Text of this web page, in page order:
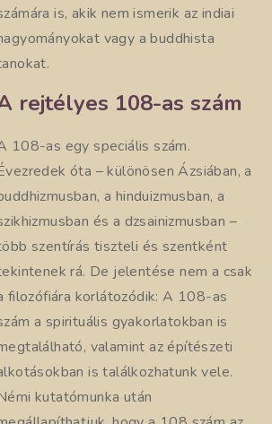
is, akik nem ismerik az indiai
vagy a buddhista
rejtélyes 108-as szám
108-as egy speciális szám.
óta – különösen Ázsiában, a
a hinduizmusban, a
és a dzsainizmusban –
szentírás tiszteli és szentként
rá. De jelentése nem a csak
filozófiára korlátozódik: A 108-as
a spirituális gyakorlatokban is
valamint az építészeti
is találkozhatunk vele.
kutatómunka után